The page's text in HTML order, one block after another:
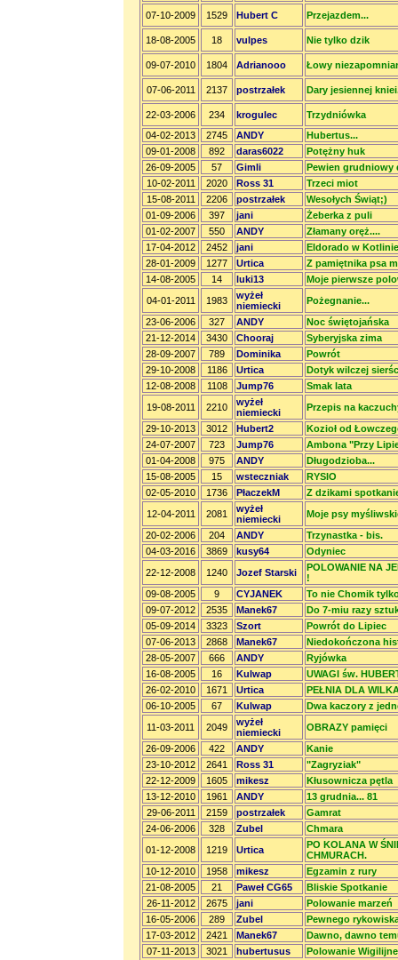
07-10-2009 1529 Hubert C Przejazdem...
18-08-2005 18 vulpes Nie tylko dzik
09-07-2010 1804 Adrianooo Łowy
07-06-2011 2137 postrzałek Dary jesiennej
22-03-2006 234 krogulec
Trzydniówka
04-02-2013
2745 ANDY
Hubertus...
09-01-2008
892 daras6022
Potężny huk
26-09-2005
57 Gimli
Pewien grudniowy
10-02-2011
2020 Ross 31
Trzeci miot
15-08-2011
2206 postrzałek
Wesołych Świąt;)
01-09-2006
397 jani
Żeberka z puli
01-02-2007
550 ANDY
Złamany oręż....
17-04-2012
2452 jani
Eldorado w
28-01-2009
1277 Urtica
Z pamiętnika psa
14-08-2005
14 luki13
Moje pierwsze
04-01-2011
1983
wyżeł
niemiecki
Pożegnanie...
23-06-2006
327 ANDY
Noc świętojańska
21-12-2014
3430 Chooraj
Syberyjska zima
28-09-2007
789 Dominika
Powrót
29-10-2008
1186 Urtica
Dotyk wilczej
12-08-2008
1108 Jump76
Smak lata
19-08-2011
2210
wyżeł
niemiecki
Przepis na
29-10-2013
3012 Hubert2
Kozioł od
24-07-2007
723 Jump76
Ambona "Przy
01-04-2008
975 ANDY
Długodzioba...
15-08-2005
15 wsteczniak
RYSIO
02-05-2010
1736 PłaczekM
Z dzikami
12-04-2011
2081
wyżeł
niemiecki
Moje psy
20-02-2006
204 ANDY
Trzynastka - bis.
04-03-2016
3869 kusy64
Odyniec
22-12-2008
1240 Jozef Starski
POLOWANIE NA
!
09-08-2005
9 CYJANEK
To nie Chomik
09-07-2012
2535 Manek67
Do 7-miu razy
05-09-2014
3323 Szort
Powrót do Lipiec
07-06-2013
2868 Manek67
Niedokończona
28-05-2007
666 ANDY
Ryjówka
16-08-2005
16 Kulwap
UWAGI św.
26-02-2010
1671 Urtica
PEŁNIA DLA
06-10-2005
67 Kulwap
Dwa kaczory z
11-03-2011
2049
wyżeł
niemiecki
OBRAZY pamięci
26-09-2006
422 ANDY
Kanie
23-10-2012
2641 Ross 31
"Zagryziak"
22-12-2009
1605 mikesz
Kłusownicza pętla
13-12-2010
1961 ANDY
13 grudnia... 81
29-06-2011
2159 postrzałek
Gamrat
24-06-2006
328 Zubel
Chmara
01-12-2008
1219 Urtica
PO KOLANA W
CHMURACH.
10-12-2010
1958 mikesz
Egzamin z rury
21-08-2005
21 Paweł CG65
Bliskie Spotkanie
26-11-2012
2675 jani
Polowanie marzeń
16-05-2006
289 Zubel
Pewnego
17-03-2012
2421 Manek67
Dawno, dawno
07-11-2013
3021 hubertusus Polowanie Wigilijne